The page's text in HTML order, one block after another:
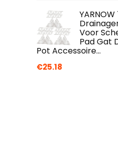
Voor
Pad Gat
Pot Accessoire…
€25.18